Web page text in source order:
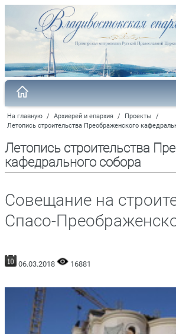
На главную / Архиерей и епархия / Проекты
/
Летопись строительства Преображенского
Летопись строительства
кафедрального собора
Совещание на
Спасо-
06.03.2018 16881